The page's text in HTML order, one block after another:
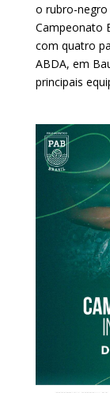
o rubro-negro
Campeonato
com quatro
ABDA, em
principais